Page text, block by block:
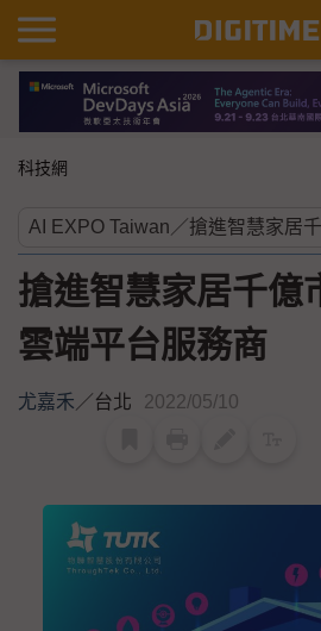
科技網
搶進智慧家居千億
雲端平台服務商
尤嘉禾／台北 2022/05/10